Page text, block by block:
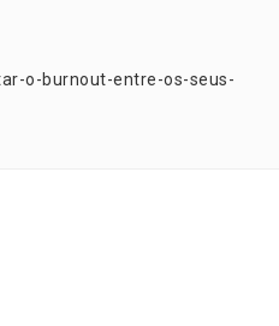
o-burnout-entre-os-seus-